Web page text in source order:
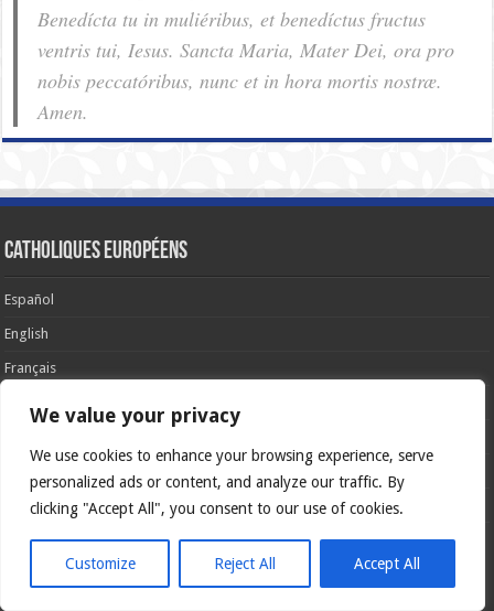
We value your privacy
We use cookies to enhance your browsing experience, serve
personalized ads or content, and analyze our traffic. By
clicking "Accept All", you consent to our use of cookies.
Customize Reject All Accept All
Benedícta tu in muliéribus, et benedíctus fructus
ventris tui, Iesus. Sancta Maria, Mater Dei, ora pro
nobis pec­ca­tóribus, nunc et in hora mortis nostræ.
Amen.
Catholiques européens
Español
English
Français
Polski
Glória Patri, et Fílio, et Spirítui Sancto. Sicut erat in princípio, et nunc et
semper et in sǽcula sæculórum. Amen.